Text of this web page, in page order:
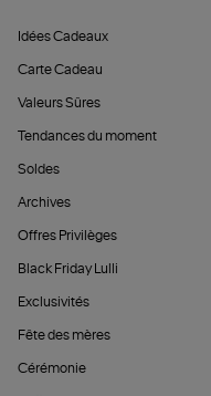
Idées Cadeaux
Carte Cadeau
Valeurs Sûres
Tendances du moment
Soldes
Archives
Offres Privilèges
Black Friday Lulli
Exclusivités
Fête des mères
Cérémonie